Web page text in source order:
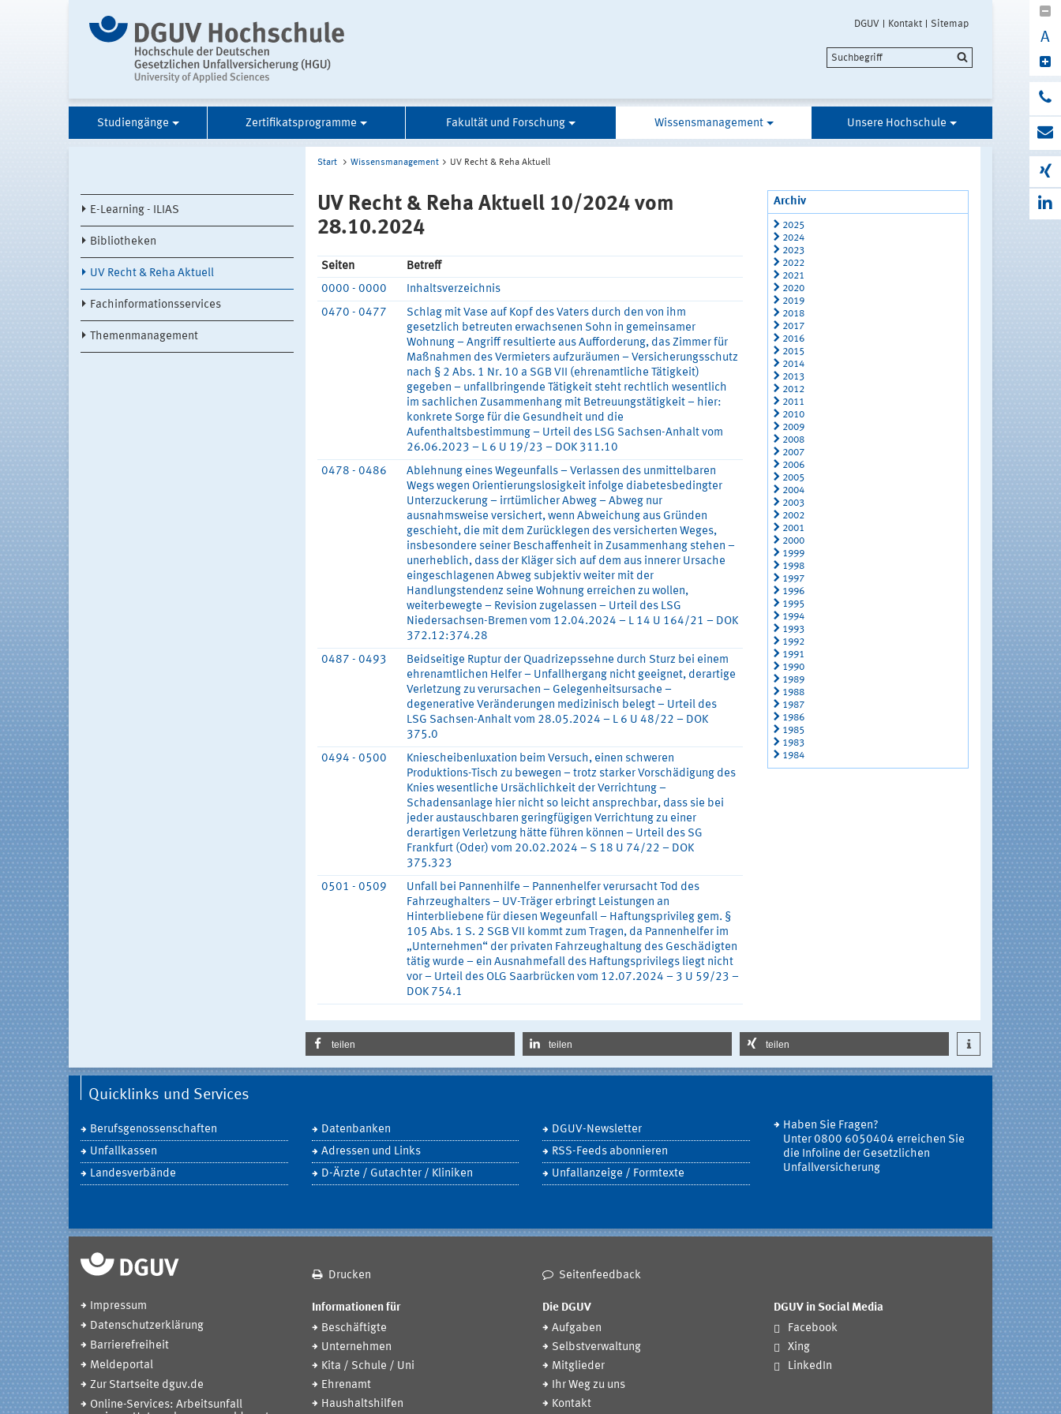
DGUV Kontakt Sitemap
A
Studiengänge Zertifikatsprogramme Fakultät und Forschung Wissensmanagement Unsere Hochschule
E-Learning - ILIAS
Bibliotheken
UV Recht & Reha Aktuell
Fachinformationsservices
Themenmanagement
Start Wissensmanagement UV Recht & Reha Aktuell
UV Recht & Reha Aktuell 10/2024 vom
28.10.2024
Seiten
Betreff
0000 - 0000
Inhaltsverzeichnis
0470 - 0477
Schlag mit Vase auf Kopf des Vaters durch den von ihm
gesetzlich betreuten erwachsenen Sohn in gemeinsamer
Wohnung – Angriff resultierte aus Aufforderung, das Zimmer für
Maßnahmen des Vermieters aufzuräumen – Versicherungsschutz
nach § 2 Abs. 1 Nr. 10 a SGB VII (ehrenamtliche Tätigkeit)
gegeben – unfallbringende Tätigkeit steht rechtlich wesentlich
im sachlichen Zusammenhang mit Betreuungstätigkeit – hier:
konkrete Sorge für die Gesundheit und die
Aufenthaltsbestimmung – Urteil des LSG Sachsen-Anhalt vom
26.06.2023 – L 6 U 19/23 – DOK 311.10
0478 - 0486
Ablehnung eines Wegeunfalls – Verlassen des unmittelbaren
Wegs wegen Orientierungslosigkeit infolge diabetesbedingter
Unterzuckerung – irrtümlicher Abweg – Abweg nur
ausnahmsweise versichert, wenn Abweichung aus Gründen
geschieht, die mit dem Zurücklegen des versicherten Weges,
insbesondere seiner Beschaffenheit in Zusammenhang stehen –
unerheblich, dass der Kläger sich auf dem aus innerer Ursache
eingeschlagenen Abweg subjektiv weiter mit der
Handlungstendenz seine Wohnung erreichen zu wollen,
weiterbewegte – Revision zugelassen – Urteil des LSG
Niedersachsen-Bremen vom 12.04.2024 – L 14 U 164/21 – DOK
372.12:374.28
0487 - 0493
Beidseitige Ruptur der Quadrizepssehne durch Sturz bei einem
ehrenamtlichen Helfer – Unfallhergang nicht geeignet, derartige
Verletzung zu verursachen – Gelegenheitsursache –
degenerative Veränderungen medizinisch belegt – Urteil des
LSG Sachsen-Anhalt vom 28.05.2024 – L 6 U 48/22 – DOK
375.0
0494 - 0500
Kniescheibenluxation beim Versuch, einen schweren
Produktions-Tisch zu bewegen – trotz starker Vorschädigung des
Knies wesentliche Ursächlichkeit der Verrichtung –
Schadensanlage hier nicht so leicht ansprechbar, dass sie bei
jeder austauschbaren geringfügigen Verrichtung zu einer
derartigen Verletzung hätte führen können – Urteil des SG
Frankfurt (Oder) vom 20.02.2024 – S 18 U 74/22 – DOK
375.323
0501 - 0509
Unfall bei Pannenhilfe – Pannenhelfer verursacht Tod des
Fahrzeughalters – UV-Träger erbringt Leistungen an
Hinterbliebene für diesen Wegeunfall – Haftungsprivileg gem. §
105 Abs. 1 S. 2 SGB VII kommt zum Tragen, da Pannenhelfer im
„Unternehmen“ der privaten Fahrzeughaltung des Geschädigten
tätig wurde – ein Ausnahmefall des Haftungsprivilegs liegt nicht
vor – Urteil des OLG Saarbrücken vom 12.07.2024 – 3 U 59/23 –
DOK 754.1
Archiv
2025
2024
2023
2022
2021
2020
2019
2018
2017
2016
2015
2014
2013
2012
2011
2010
2009
2008
2007
2006
2005
2004
2003
2002
2001
2000
1999
1998
1997
1996
1995
1994
1993
1992
1991
1990
1989
1988
1987
1986
1985
1983
1984
teilen teilen teilen
Quicklinks und Services
Berufsgenossenschaften
Unfallkassen
Landesverbände
Datenbanken
Adressen und Links
D-Ärzte / Gutachter / Kliniken
DGUV-Newsletter
RSS-Feeds abonnieren
Unfallanzeige / Formtexte
Haben Sie Fragen?
Unter 0800 6050404 erreichen Sie
die Infoline der Gesetzlichen
Unfallversicherung
Drucken Seitenfeedback
Impressum
Datenschutzerklärung
Barrierefreiheit
Meldeportal
Zur Startseite dguv.de
Online-Services: Arbeitsunfall
Informationen für
Beschäftigte
Unternehmen
Kita / Schule / Uni
Ehrenamt
Haushaltshilfen
Die DGUV
Aufgaben
Selbstverwaltung
Mitglieder
Ihr Weg zu uns
Kontakt
DGUV in Social Media
Facebook
Xing
LinkedIn